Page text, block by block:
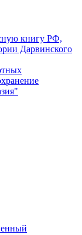
книгу РФ,
Дарвинского